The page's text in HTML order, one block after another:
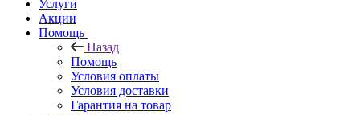
Услуги
Акции
Помощь
Назад
Помощь
Условия оплаты
Условия доставки
Гарантия на товар